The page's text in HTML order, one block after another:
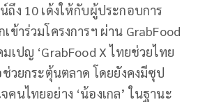
ถึง 10 เด้งให้กับผู้ประกอบการ
ข้าร่วมโครงการฯ ผ่าน GrabFood
เปญ ‘GrabFood X ไทยช่วยไทย
วยกระตุ้นตลาด โดยยังคงมีซุป
นไทยอย่าง ‘น้องเกล’ ในฐานะ